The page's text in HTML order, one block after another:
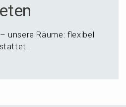
unsere Räume: flexi­bel